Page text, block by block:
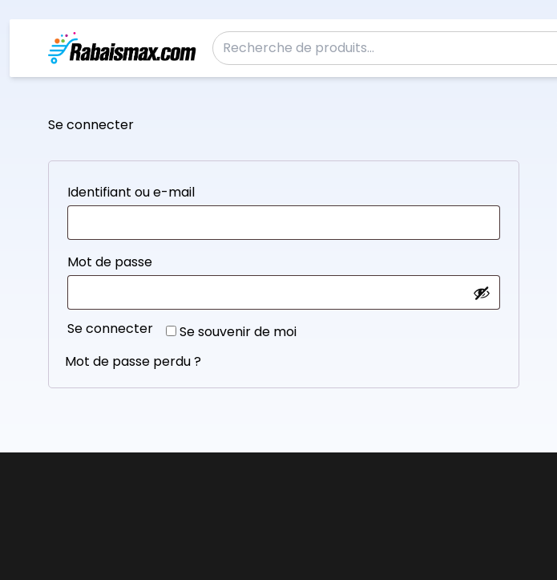
Se connecter
Identifiant ou e-mail
Mot de passe
Se souvenir de moi
Se connecter
Mot de passe perdu ?